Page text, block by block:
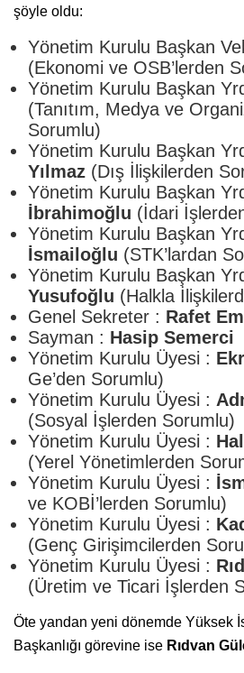
şöyle oldu:
Yönetim Kurulu Başkan
(Ekonomi ve OSB’lerden
Yönetim Kurulu Başkan
(Tanıtım, Medya ve
Sorumlu)
Yönetim Kurulu Başkan
Yılmaz (Dış İlişkilerden
Yönetim Kurulu Başkan
İbrahimoğlu (İdari
Yönetim Kurulu Başkan
İsmailoğlu (STK’lardan
Yönetim Kurulu Başkan
Yusufoğlu (Halkla
Genel Sekreter : Rafet
Sayman : Hasip Semerci
Yönetim Kurulu Üyesi :
Ge’den Sorumlu)
Yönetim Kurulu Üyesi :
(Sosyal İşlerden Sorumlu)
Yönetim Kurulu Üyesi :
(Yerel Yönetimlerden
Yönetim Kurulu Üyesi :
ve KOBİ’lerden Sorumlu)
Yönetim Kurulu Üyesi :
(Genç Girişimcilerden
Yönetim Kurulu Üyesi :
(Üretim ve Ticari İşlerden
Öte yandan yeni dönemde Yüksek
Başkanlığı görevine ise Rıdvan